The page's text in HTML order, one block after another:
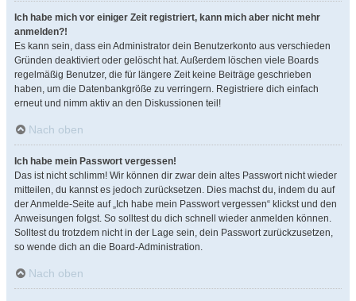
Ich habe mich vor einiger Zeit registriert, kann mich aber nicht mehr
anmelden?!
Es kann sein, dass ein Administrator dein Benutzerkonto aus verschieden
Gründen deaktiviert oder gelöscht hat. Außerdem löschen viele Boards
regelmäßig Benutzer, die für längere Zeit keine Beiträge geschrieben
haben, um die Datenbankgröße zu verringern. Registriere dich einfach
erneut und nimm aktiv an den Diskussionen teil!
Nach oben
Ich habe mein Passwort vergessen!
Das ist nicht schlimm! Wir können dir zwar dein altes Passwort nicht wieder
mitteilen, du kannst es jedoch zurücksetzen. Dies machst du, indem du auf
der Anmelde-Seite auf „Ich habe mein Passwort vergessen“ klickst und den
Anweisungen folgst. So solltest du dich schnell wieder anmelden können.
Solltest du trotzdem nicht in der Lage sein, dein Passwort zurückzusetzen,
so wende dich an die Board-Administration.
Nach oben